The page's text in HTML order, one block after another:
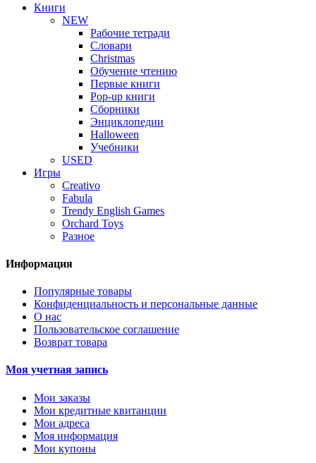
Книги
NEW
Рабочие тетради
Словари
Christmas
Обучение чтению
Первые книги
Pop-up книги
Сборники
Энциклопедии
Halloween
Учебники
USED
Игры
Creativo
Fabula
Trendy English Games
Orchard Toys
Разное
Информация
Популярные товары
Конфиденциальность и персональные данные
О нас
Пользовательское соглашение
Возврат товара
Моя учетная запись
Мои заказы
Мои кредитные квитанции
Мои адреса
Моя информация
Мои купоны